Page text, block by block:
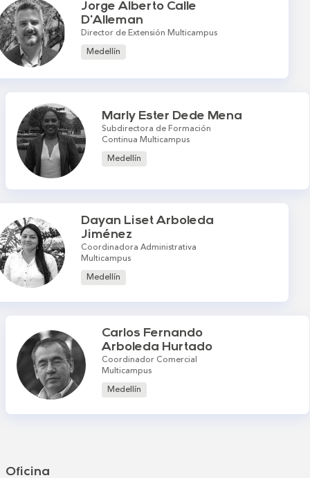
Jorge Alberto Calle
D'Alleman
Director de Extensión Multicampus
Medellín
Marly Ester Dede Mena
Subdirectora de Formación
Continua Multicampus
Medellín
Dayan Liset Arboleda
Jiménez
Coordinadora Administrativa
Multicampus
Medellín
Carlos Fernando
Arboleda Hurtado
Coordinador Comercial
Multicampus
Medellín
Oficina